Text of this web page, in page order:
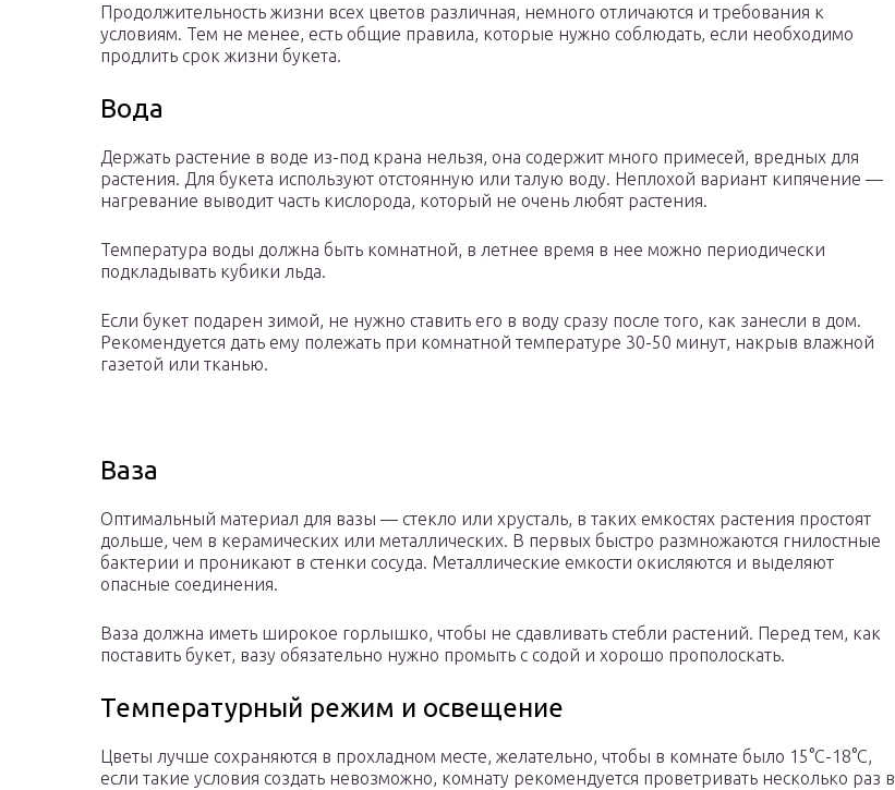
Продолжительность жизни всех цветов различная, немного отличаются и требования к
условиям. Тем не менее, есть общие правила, которые нужно соблюдать, если необходимо
продлить срок жизни букета.
Вода
Держать растение в воде из-под крана нельзя, она содержит много примесей, вредных для
растения. Для букета используют отстоянную или талую воду. Неплохой вариант кипячение —
нагревание выводит часть кислорода, который не очень любят растения.
Температура воды должна быть комнатной, в летнее время в нее можно периодически
подкладывать кубики льда.
Если букет подарен зимой, не нужно ставить его в воду сразу после того, как занесли в дом.
Рекомендуется дать ему полежать при комнатной температуре 30-50 минут, накрыв влажной
газетой или тканью.
Ваза
Оптимальный материал для вазы — стекло или хрусталь, в таких емкостях растения простоят
дольше, чем в керамических или металлических. В первых быстро размножаются гнилостные
бактерии и проникают в стенки сосуда. Металлические емкости окисляются и выделяют
опасные соединения.
Ваза должна иметь широкое горлышко, чтобы не сдавливать стебли растений. Перед тем, как
поставить букет, вазу обязательно нужно промыть с содой и хорошо прополоскать.
Температурный режим и освещение
Цветы лучше сохраняются в прохладном месте, желательно, чтобы в комнате было 15°С-18°С,
если такие условия создать невозможно, комнату рекомендуется проветривать несколько раз в